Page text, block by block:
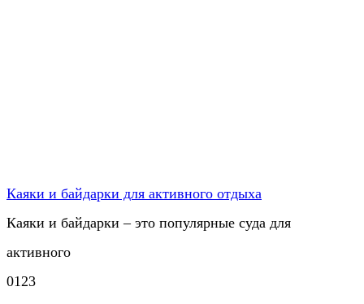
Каяки и байдарки для активного отдыха
Каяки и байдарки – это популярные суда для
активного
0123